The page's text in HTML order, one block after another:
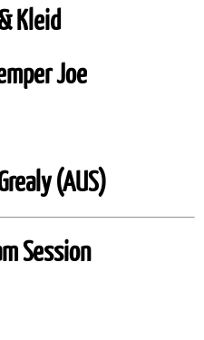
Kleid
Joe
(AUS)
Session